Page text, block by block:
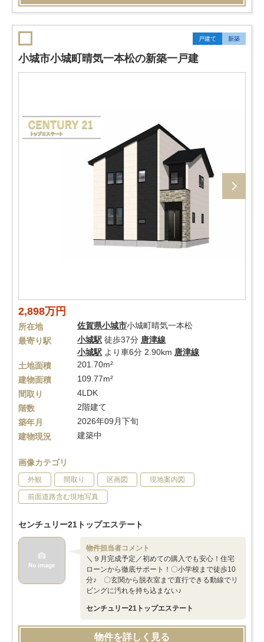
戸建て 新築
小城市小城町晴気一本松の新築一戸建
2,898万円
所在地 佐賀県小城市小城町晴気一本松
最寄り駅
小城駅 徒歩37分 唐津線
小城駅 より車6分 2.90km 唐津線
土地面積
201.70m²
建物面積
109.77m²
間取り
4LDK
階数
2階建て
築年月
2026年09月下旬
建物現況
建築中
画像カテゴリ
外観 間取り 区画図 現地案内図
前面道路含む現地写真
センチュリー21トップエステート
物件担当者コメント
＼９月完成予定／初めての購入でも安心！住宅
ローンから徹底サポート！〇小学校まで徒歩10
分♪ 〇玄関から脱衣室まで直行できる動線でリ
ビングに汚れを持ち込まない♪
センチュリー21トップエステート
物件を詳しく見る